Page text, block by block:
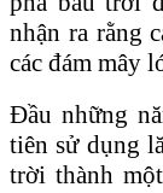
nhận ra rằng
các đám mây
Đầu những
tiên sử dụng
trời thành